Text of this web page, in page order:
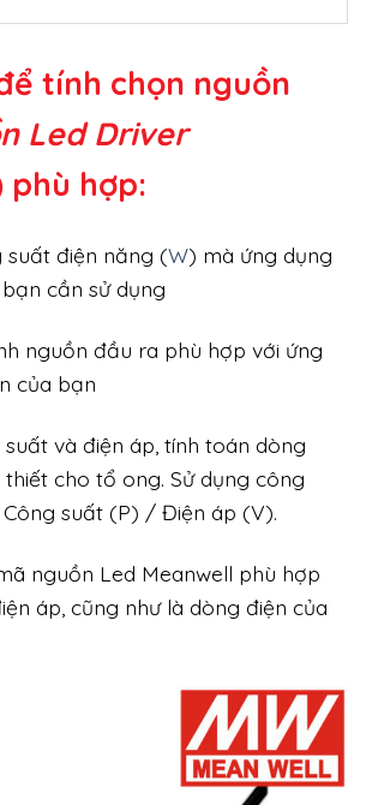
tính chọn nguồn
Led Driver
phù hợp:
suất điện năng (W) mà ứng dụng
cần sử dụng
nguồn đầu ra phù hợp với ứng
của bạn
và điện áp, tính toán dòng
cho tổ ong. Sử dụng công
suất (P) / Điện áp (V).
nguồn Led Meanwell phù hợp
áp, cũng như là dòng điện của